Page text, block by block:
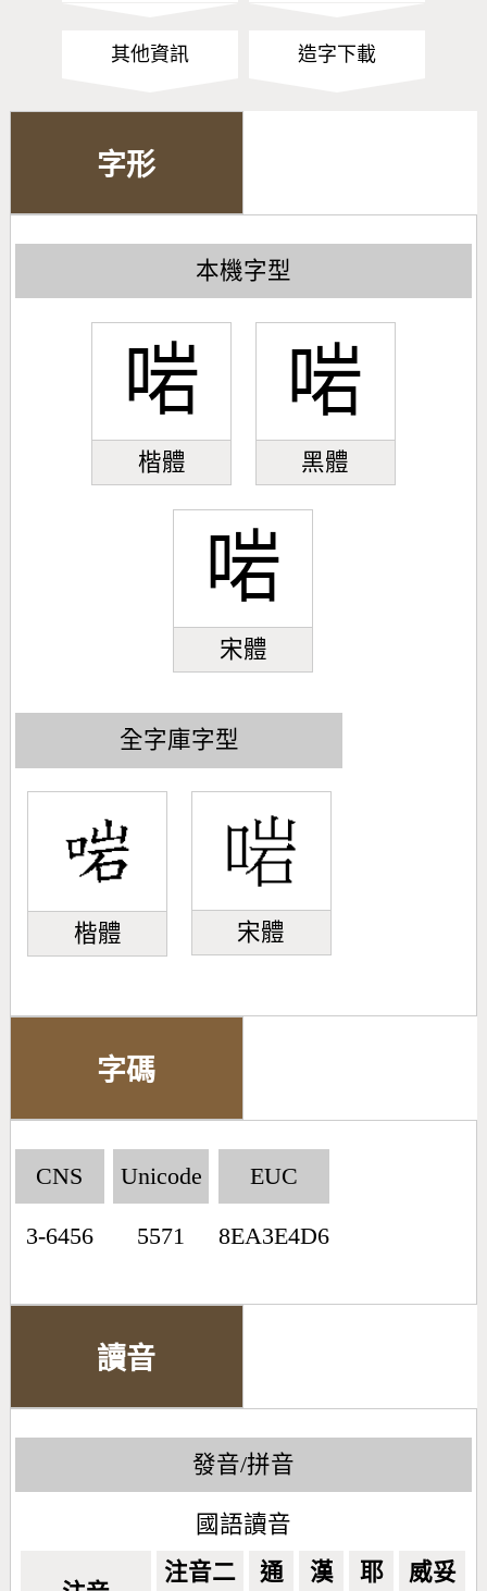
其他資訊 造字下載
字形
本機字型
啱
楷體
啱
黑體
啱
宋體
全字庫字型
楷體 宋體
字碼
CNS
3-6456
Unicode
5571
EUC
8EA3E4D6
讀音
發音/拼音
國語讀音
注音二 通 漢 耶 威妥